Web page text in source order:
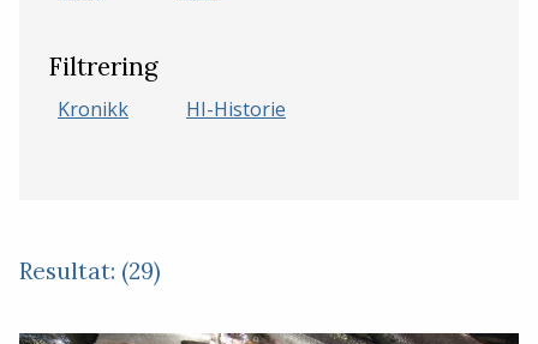
Filtrering
Kronikk HI-Historie
Resultat: (29)